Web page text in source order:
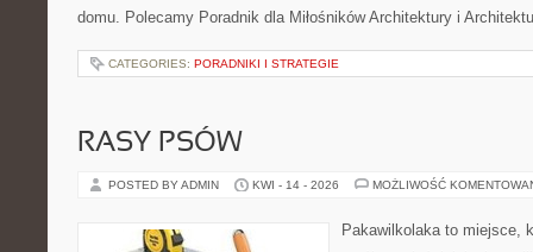
domu. Polecamy Poradnik dla Miłośników Architektury i
CATEGORIES: PORADNIKI I STRATEGIE
RASY PSÓW
POSTED BY ADMIN KWI - 14 - 2026 MOŻLIWOŚĆ
Pakawilkolaka to miejsce,